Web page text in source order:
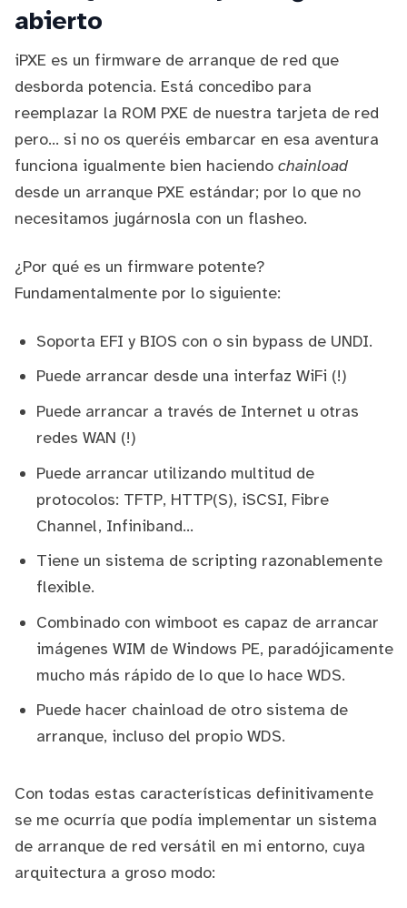
abierto
iPXE es un firmware de arranque de red que
desborda potencia. Está concedibo para
reemplazar la ROM PXE de nuestra tarjeta de red
pero... si no os queréis embarcar en esa aventura
funciona igualmente bien haciendo chainload
desde un arranque PXE estándar; por lo que no
necesitamos jugárnosla con un flasheo.
¿Por qué es un firmware potente?
Fundamentalmente por lo siguiente:
Soporta EFI y BIOS con o sin bypass de UNDI.
Puede arrancar desde una interfaz WiFi (!)
Puede arrancar a través de Internet u otras
redes WAN (!)
Puede arrancar utilizando multitud de
protocolos: TFTP, HTTP(S), iSCSI, Fibre
Channel, Infiniband...
Tiene un sistema de scripting razonablemente
flexible.
Combinado con wimboot es capaz de arrancar
imágenes WIM de Windows PE, paradójicamente
mucho más rápido de lo que lo hace WDS.
Puede hacer chainload de otro sistema de
arranque, incluso del propio WDS.
Con todas estas características definitivamente
se me ocurría que podía implementar un sistema
de arranque de red versátil en mi entorno, cuya
arquitectura a groso modo: